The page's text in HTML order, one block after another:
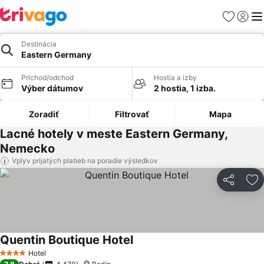
Obľúbené
Destinácia
Eastern Germany
Príchod/odchod
Výber dátumov
Hostia a izby
2 hostia, 1 izba.
Zoradiť Filtrovať Mapa
Lacné hotely v meste Eastern Germany,
Nemecko
Vplyv prijatých platieb na poradie výsledkov
Zdieľať
4 Počet hviezdičiek
Hotel
Quentin Boutique Hotel